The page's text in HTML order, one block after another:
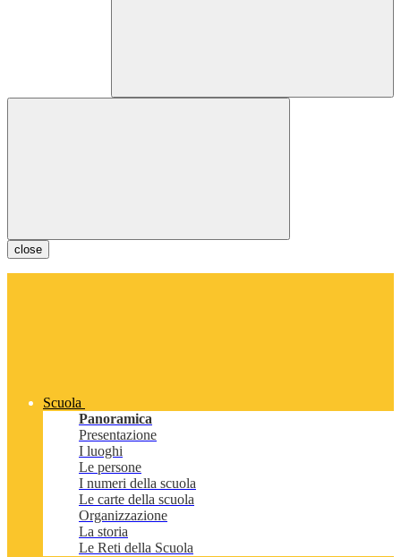
close
Scuola
Panoramica
Presentazione
I luoghi
Le persone
I numeri della scuola
Le carte della scuola
Organizzazione
La storia
Le Reti della Scuola